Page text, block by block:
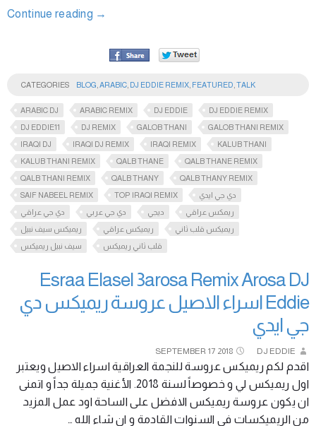
Continue reading →
CATEGORIES BLOG ARABIC DJ EDDIE REMIX FEATURED TALK
ARABIC DJ ARABIC REMIX DJ EDDIE
DJ EDDIE REMIX
DJ EDDIE11
DJ REMIX GALOB THANI
GALOB THANI REMIX
IRAQI DJ
IRAQI DJ REMIX IRAQI REMIX
KALUB THANI
KALUB THANI REMIX
QALB THANE
QALB THANE REMIX
QALB THANI REMIX
QALB THANY
QALB THANY REMIX
SAIF NABEEL REMIX
TOP IRAQI REMIX
دي جي ايدي
دي جي عراقي
دي جي عربي ديجي
ريمكس عراقي
ريميكس سيف نبيل
ريميكس عراقي
ريميكس قلب ثاني
سيف نبيل ريميكس
قلب ثاني ريميكس
Esraa Elasel 3arosa Remix Arosa DJ
Eddie اسراء الاصيل عروسة ريميكس دي
جي ايدي
SEPTEMBER 17 2018 DJ EDDIE
اقدم لكم ريميكس عروسة للنجمة العراقية اسراء الاصيل ويعتبر
اول ريميكس لي و خصوصاً لسنة 2018. الأغنية جميلة جداً و اتمنى
ان يكون عروسة ريميكس الافضل على الساحة اود عمل المزيد
من الريميكسات في السنوات القادمة و ان شاء الله …